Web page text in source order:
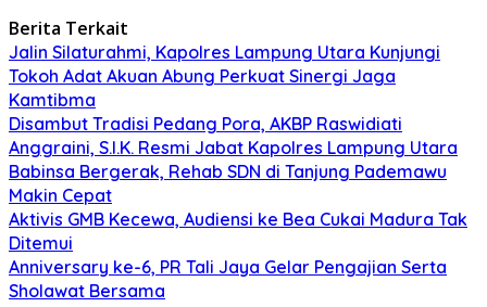
Berita Terkait
Jalin Silaturahmi, Kapolres Lampung Utara Kunjungi
Tokoh Adat Akuan Abung Perkuat Sinergi Jaga
Kamtibma
Disambut Tradisi Pedang Pora, AKBP Raswidiati
Anggraini, S.I.K. Resmi Jabat Kapolres Lampung Utara
Babinsa Bergerak, Rehab SDN di Tanjung Pademawu
Makin Cepat
Aktivis GMB Kecewa, Audiensi ke Bea Cukai Madura Tak
Ditemui
Anniversary ke-6, PR Tali Jaya Gelar Pengajian Serta
Sholawat Bersama